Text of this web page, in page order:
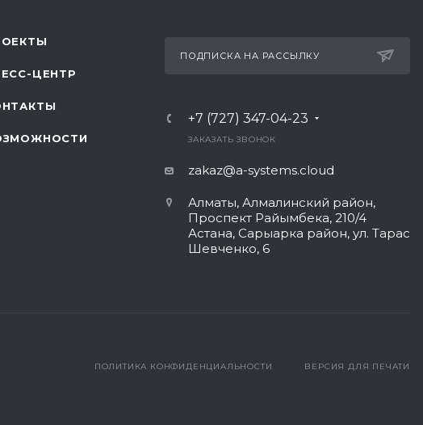
ЦЕНТР
ПОДПИСКА НА РАССЫЛКУ
+7 (727) 347-04-23
ЗАКАЗАТЬ ЗВОНОК
zakaz@a-systems.cloud
Алматы, ​Алмалинский район,
Проспект Райымбека, 210/4
Астана, Сарыарка район, ул. Тарас
Шевченко, 6​
ВЕРСИЯ ДЛЯ ПЕЧАТИ
ПОЛИТИКА КОНФИДЕНЦИАЛЬНОСТИ